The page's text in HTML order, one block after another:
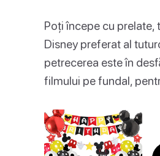
Poți începe cu prelate,
Disney preferat al
petrecerea este în
filmului pe fundal,